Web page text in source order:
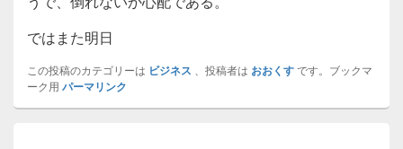
ではまた明日
この投稿のカテゴリーは ビジネス 、投稿者は おおくすです。ブックマ
ーク用 パーマリンク